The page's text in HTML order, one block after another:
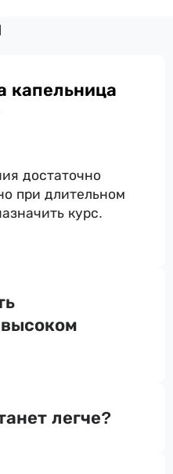
капельница
достаточно
при длительном
курс.
легче?